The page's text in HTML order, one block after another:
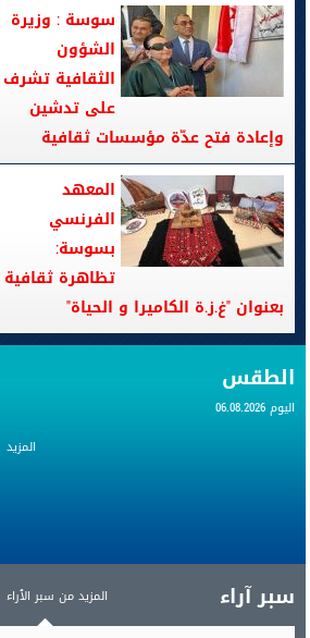
سوسة : وزيرة
الشؤون
الثقافية تشرف
على تدشين
وإعادة فتح عدّة مؤسسات ثقافية
المعهد
الفرنسي
بسوسة:
تظاهرة ثقافية
بعنوان "غ.ز.ة الكاميرا و الحياة"
الطقس
اليوم 06.08.2026
المزيد
المزيد من سبر الٱراء سبر آراء